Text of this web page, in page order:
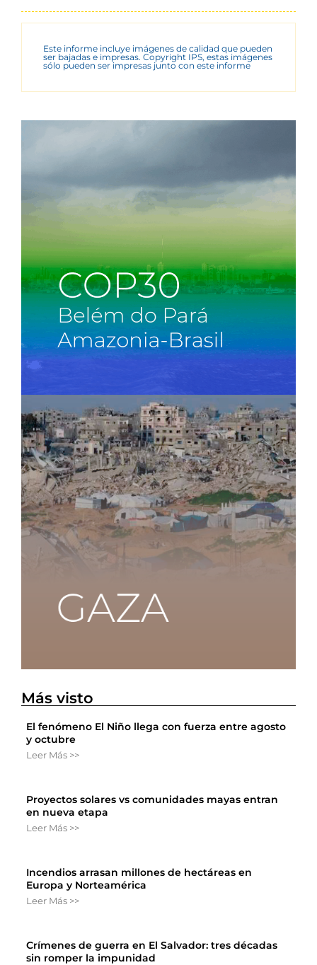
Este informe incluye imágenes de calidad que pueden
ser bajadas e impresas. Copyright IPS, estas imágenes
sólo pueden ser impresas junto con este informe
Más visto
El fenómeno El Niño llega con fuerza entre agosto
y octubre
Leer Más >>
Proyectos solares vs comunidades mayas entran
en nueva etapa
Leer Más >>
Incendios arrasan millones de hectáreas en
Europa y Norteamérica
Leer Más >>
Crímenes de guerra en El Salvador: tres décadas
sin romper la impunidad